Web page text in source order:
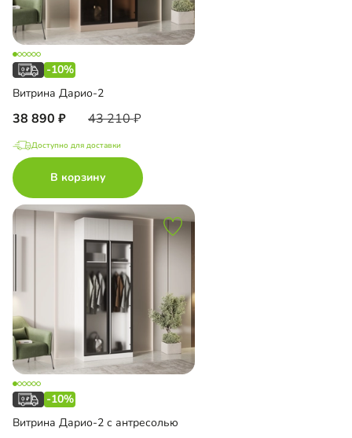
-10%
Витрина Дарио-2
38 890 43 210
Доступно для доставки
В корзину
-10%
Витрина Дарио-2 с антресолью